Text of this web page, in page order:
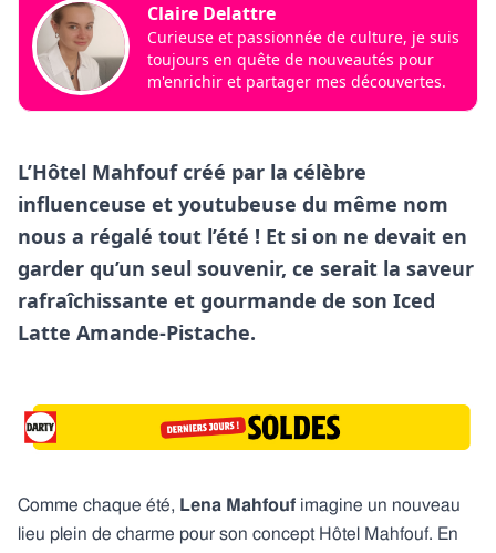
Claire Delattre
Curieuse et passionnée de culture, je suis
toujours en quête de nouveautés pour
m'enrichir et partager mes découvertes.
L’Hôtel Mahfouf créé par la célèbre
influenceuse et youtubeuse du même nom
nous a régalé tout l’été ! Et si on ne devait en
garder qu’un seul souvenir, ce serait la saveur
rafraîchissante et gourmande de son Iced
Latte Amande-Pistache.
Comme chaque été, Lena Mahfouf imagine un nouveau
lieu plein de charme pour son concept Hôtel Mahfouf. En